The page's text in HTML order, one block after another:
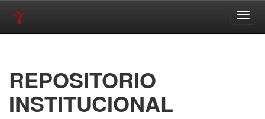
REPOSITORIO
INSTITUCIONAL